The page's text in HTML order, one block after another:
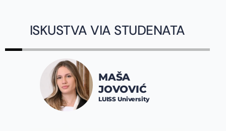
ISKUSTVA VIA STUDENATA
MAŠA
JOVOVIĆ
LUISS University